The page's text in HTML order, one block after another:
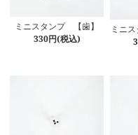
ミニスタンプ 【歯】
330円(税込)
ミニ